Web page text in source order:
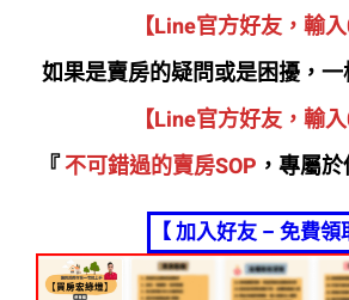
【Line官方好友，輸入
如果是賣房的疑問或是困擾，
【Line官方好友，輸入
『不可錯過的賣房SOP ，專屬
【 加入好友 – 免費領